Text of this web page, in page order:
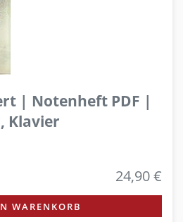
| Notenheft PDF |
Klavier
24,90 €
WARENKORB